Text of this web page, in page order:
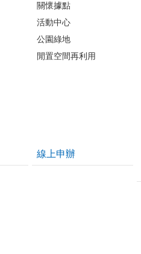
關懷據點
活動中心
公園綠地
閒置空間再利用
線上申辦